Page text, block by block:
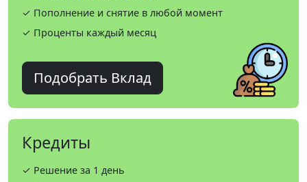
✓ Пополнение и снятие в любой момент
✓ Проценты каждый месяц
Подобрать Вклад
Кредиты
✓ Решение за 1 день